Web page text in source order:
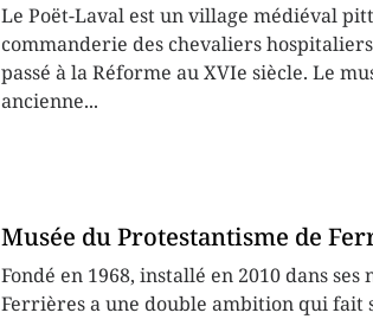
Le Poët-Laval est un village médiéval
commanderie des chevaliers
passé à la Réforme au XVIe siècle. Le
ancienne...
Musée du Protestantisme de
Fondé en 1968, installé en 2010 dans
Ferrières a une double ambition qui fait